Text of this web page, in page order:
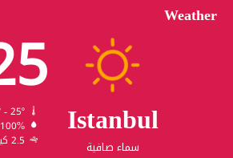
Weather
Istanbul
سماء صافية
32º - 25º
100%
2.5 كيلومتر/ساعة